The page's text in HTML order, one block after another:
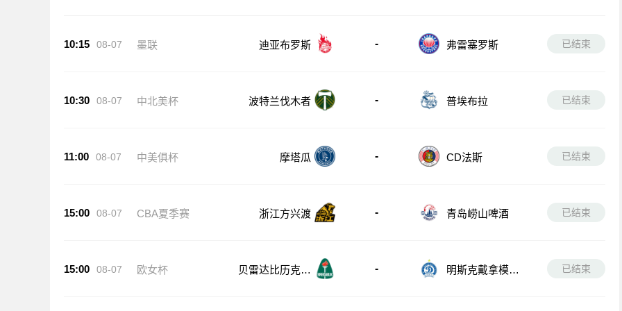
10:15 08-07 墨联 迪亚布罗斯 - 弗雷塞罗斯 已结束
10:30 08-07 中北美杯 波特兰伐木者 - 普埃布拉 已结束
11:00 08-07 中美俱杯 摩塔瓜 - CD法斯 已结束
15:00 08-07 CBA夏季赛 浙江方兴渡 - 青岛崂山啤酒 已结束
15:00 08-07 欧女杯
贝雷达比历克女
-
明斯克戴拿模女
已结束